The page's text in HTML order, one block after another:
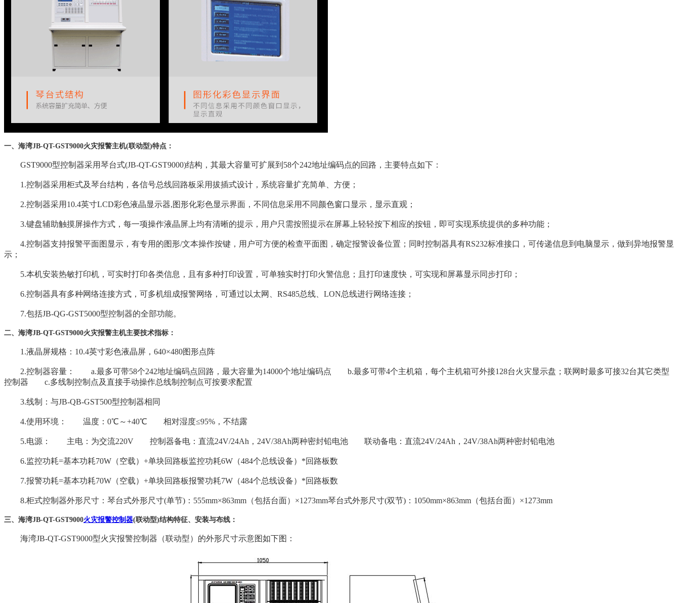
一、 海湾JB-QT-GST9000火灾报警主机(联动型)特点：
GST9000型控制器采用琴台式(JB-QT-GST9000)结构，其最大容量可扩展到58个242地址编码点的回路，主要特点如下：
1.控制器采用柜式及琴台结构，各信号总线回路板采用拔插式设计，系统容量扩充简单、方便；
2.控制器采用10.4英寸LCD彩色液晶显示器,图形化彩色显示界面，不同信息采用不同颜色窗口显示，显示直观；
3.键盘辅助触摸屏操作方式，每一项操作液晶屏上均有清晰的提示，用户只需按照提示在屏幕上轻轻按下相应的按钮，即可实现系统提供的多种功能；
4.控制器支持报警平面图显示，有专用的图形/文本操作按键，用户可方便的检查平面图，确定报警设备位置；同时控制器具有RS232标准接口，可传递信息到电脑显示，做到异地报警显
示；
5.本机安装热敏打印机，可实时打印各类信息，且有多种打印设置，可单独实时打印火警信息；且打印速度快，可实现和屏幕显示同步打印；
6.控制器具有多种网络连接方式，可多机组成报警网络，可通过以太网、RS485总线、LON总线进行网络连接；
7.包括JB-QG-GST5000型控制器的全部功能。
二、 海湾JB-QT-GST9000火灾报警主机主要技术指标：
1.液晶屏规格：10.4英寸彩色液晶屏，640×480图形点阵
2.控制器容量： a.最多可带58个242地址编码点回路，最大容量为14000个地址编码点 b.最多可带4个主机箱，每个主机箱可外接128台火灾显示盘；联网时最多可接32台其它类型
控制器 c.多线制控制点及直接手动操作总线制控制点可按要求配置
3.线制：与JB-QB-GST500型控制器相同
4.使用环境： 温度：0℃～+40℃ 相对湿度≤95%，不结露
5.电源： 主电：为交流220V 控制器备电：直流24V/24Ah，24V/38Ah两种密封铅电池 联动备电：直流24V/24Ah，24V/38Ah两种密封铅电池
6.监控功耗=基本功耗70W（空载）+单块回路板监控功耗6W（484个总线设备）*回路板数
7.报警功耗=基本功耗70W（空载）+单块回路板报警功耗7W（484个总线设备）*回路板数
8.柜式控制器外形尺寸：琴台式外形尺寸(单节)：555mm×863mm（包括台面）×1273mm琴台式外形尺寸(双节)：1050mm×863mm（包括台面）×1273mm
三、海湾JB-QT-GST9000火灾报警控制器(联动型)结构特征、安装与布线：
海湾JB-QT-GST9000型火灾报警控制器 （联动型）的外形尺寸示意图如下图：